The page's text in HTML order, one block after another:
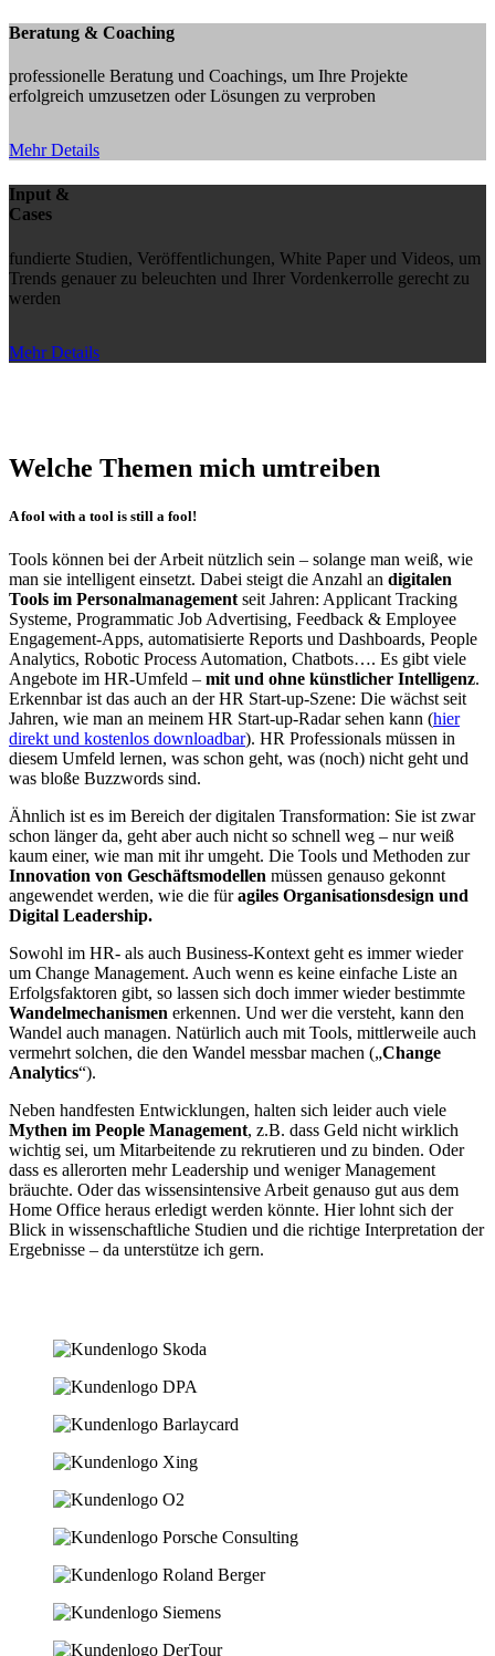
Beratung & Coaching
professionelle Beratung und Coachings, um Ihre Projekte
erfolgreich umzusetzen oder Lösungen zu verproben
Mehr Details
Input &
Cases
fundierte Studien, Veröffentlichungen, White Paper und Videos, um
Trends genauer zu beleuchten und Ihrer Vordenkerrolle gerecht zu
werden
Mehr Details
Welche Themen mich umtreiben
A fool with a tool is still a fool!
Tools können bei der Arbeit nützlich sein – solange man weiß, wie
man sie intelligent einsetzt. Dabei steigt die Anzahl an digitalen
Tools im Personalmanagement seit Jahren: Applicant Tracking
Systeme, Programmatic Job Advertising, Feedback & Employee
Engagement-Apps, automatisierte Reports und Dashboards, People
Analytics, Robotic Process Automation, Chatbots…. Es gibt viele
Angebote im HR-Umfeld – mit und ohne künstlicher Intelligenz.
Erkennbar ist das auch an der HR Start-up-Szene: Die wächst seit
Jahren, wie man an meinem HR Start-up-Radar sehen kann (hier
direkt und kostenlos downloadbar). HR Professionals müssen in
diesem Umfeld lernen, was schon geht, was (noch) nicht geht und
was bloße Buzzwords sind.
Ähnlich ist es im Bereich der digitalen Transformation: Sie ist zwar
schon länger da, geht aber auch nicht so schnell weg – nur weiß
kaum einer, wie man mit ihr umgeht. Die Tools und Methoden zur
Innovation von Geschäftsmodellen müssen genauso gekonnt
angewendet werden, wie die füragiles Organisationsdesign und
Digital Leadership.
Sowohl im HR- als auch Business-Kontext geht es immer wieder
um Change Management. Auch wenn es keine einfache Liste an
Erfolgsfaktoren gibt, so lassen sich doch immer wieder bestimmte
Wandelmechanismen erkennen. Und wer die versteht, kann den
Wandel auch managen. Natürlich auch mit Tools, mittlerweile auch
vermehrt solchen, die den Wandel messbar machen („Change
Analytics“).
Neben handfesten Entwicklungen, halten sich leider auch viele
Mythen im People Management, z.B. dass Geld nicht wirklich
wichtig sei, um Mitarbeitende zu rekrutieren und zu binden. Oder
dass es allerorten mehr Leadership und weniger Management
bräuchte. Oder das wissensintensive Arbeit genauso gut aus dem
Home Office heraus erledigt werden könnte. Hier lohnt sich der
Blick in wissenschaftliche Studien und die richtige Interpretation der
Ergebnisse – da unterstütze ich gern.